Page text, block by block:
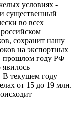
условиях -
существенный
во всех
сохранит нашу
на экспортных
прошлом году РФ
явилось
В текущем году
от 15 до 19 млн.